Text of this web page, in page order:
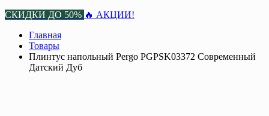
СКИДКИ ДО 50% 🔥 АКЦИИ!
Главная
Товары
Плинтус напольный Pergo PGPSK03372 Современный
Датский Дуб